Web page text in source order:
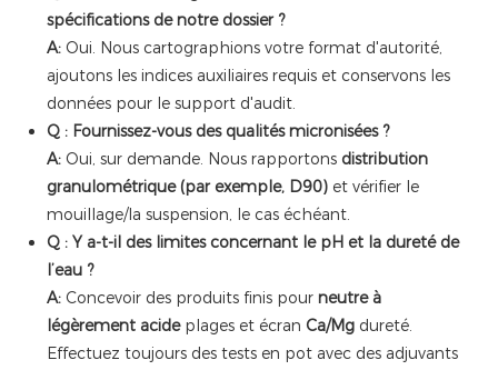
spécifications de notre dossier ?
A: Oui. Nous cartographions votre format d'autorité,
ajoutons les indices auxiliaires requis et conservons les
données pour le support d'audit.
Q : Fournissez-vous des qualités micronisées ?
A: Oui, sur demande. Nous rapportons distribution
granulométrique (par exemple, D90) et vérifier le
mouillage/la suspension, le cas échéant.
Q : Y a-t-il des limites concernant le pH et la dureté de
l’eau ?
A: Concevoir des produits finis pour neutre à
légèrement acide plages et écran Ca/Mg dureté.
Effectuez toujours des tests en pot avec des adjuvants